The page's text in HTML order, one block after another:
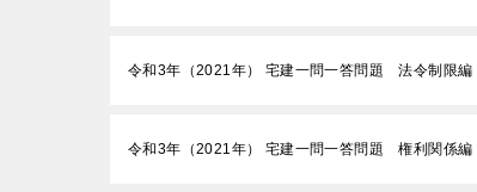
令和3年（2021年） 宅建一問一答問題 法令制
令和3年（2021年） 宅建一問一答問題 権利関